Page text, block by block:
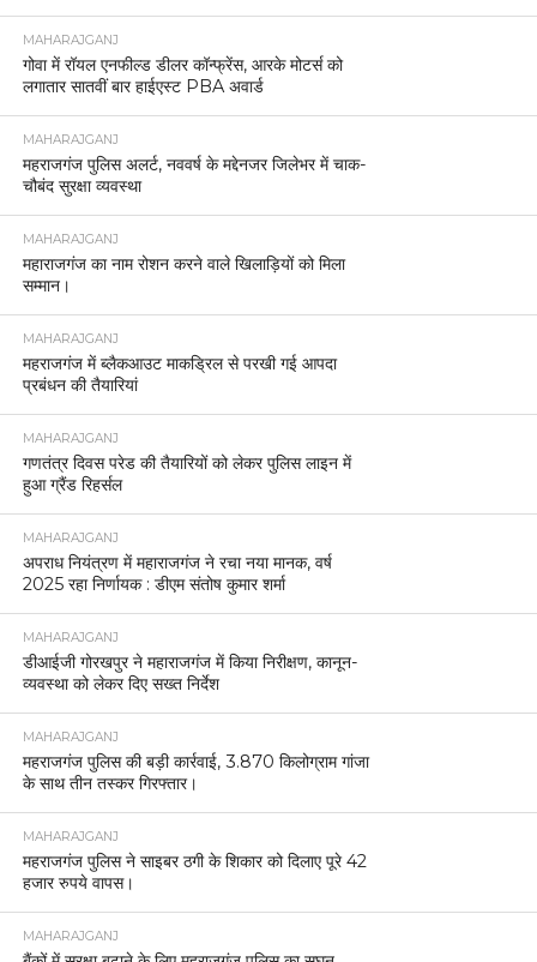
MAHARAJGANJ
गोवा में रॉयल एनफील्ड डीलर कॉन्फ्रेंस, आरके मोटर्स को
लगातार सातवीं बार हाईएस्ट PBA अवार्ड
MAHARAJGANJ
महराजगंज पुलिस अलर्ट, नववर्ष के मद्देनजर जिलेभर में चाक-
चौबंद सुरक्षा व्यवस्था
MAHARAJGANJ
महाराजगंज का नाम रोशन करने वाले खिलाड़ियों को मिला
सम्मान।
MAHARAJGANJ
महराजगंज में ब्लैकआउट माकड्रिल से परखी गई आपदा
प्रबंधन की तैयारियां
MAHARAJGANJ
गणतंत्र दिवस परेड की तैयारियों को लेकर पुलिस लाइन में
हुआ ग्रैंड रिहर्सल
MAHARAJGANJ
अपराध नियंत्रण में महाराजगंज ने रचा नया मानक, वर्ष
2025 रहा निर्णायक : डीएम संतोष कुमार शर्मा
MAHARAJGANJ
डीआईजी गोरखपुर ने महाराजगंज में किया निरीक्षण, कानून-
व्यवस्था को लेकर दिए सख्त निर्देश
MAHARAJGANJ
महराजगंज पुलिस की बड़ी कार्रवाई, 3.870 किलोग्राम गांजा
के साथ तीन तस्कर गिरफ्तार।
MAHARAJGANJ
महराजगंज पुलिस ने साइबर ठगी के शिकार को दिलाए पूरे 42
हजार रुपये वापस।
MAHARAJGANJ